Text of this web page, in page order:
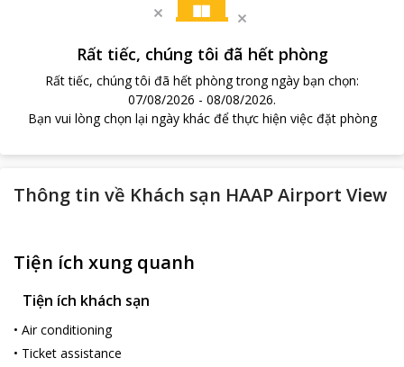
Rất tiếc, chúng tôi đã hết phòng
Rất tiếc, chúng tôi đã hết phòng trong ngày bạn chọn:
07/08/2026 - 08/08/2026.
Bạn vui lòng chọn lại ngày khác để thực hiện việc đặt phòng
Thông tin về Khách sạn HAAP Airport View
Tiện ích xung quanh
Tiện ích khách sạn
• Air conditioning
• Ticket assistance